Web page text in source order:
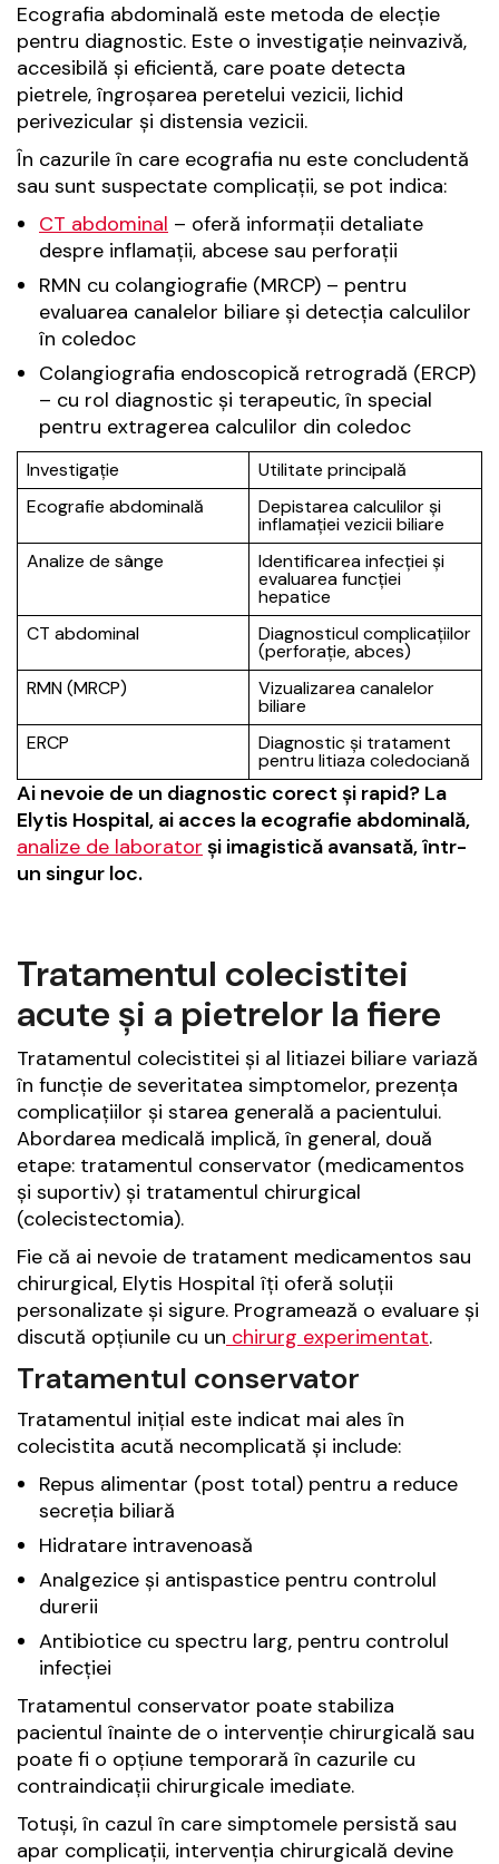
Ecografia abdominală este metoda de elecție
pentru diagnostic. Este o investigație neinvazivă,
accesibilă și eficientă, care poate detecta
pietrele, îngroșarea peretelui vezicii, lichid
perivezicular și distensia vezicii.
În cazurile în care ecografia nu este concludentă
sau sunt suspectate complicații, se pot indica:
CT abdominal – oferă informații detaliate
despre inflamații, abcese sau perforații
RMN cu colangiografie (MRCP) – pentru
evaluarea canalelor biliare și detecția calculilor
în coledoc
Colangiografia endoscopică retrogradă (ERCP)
– cu rol diagnostic și terapeutic, în special
pentru extragerea calculilor din coledoc
Investigație
Utilitate principală
Ecografie abdominală
Depistarea calculilor și
inflamației vezicii biliare
Analize de sânge
Identificarea infecției și
evaluarea funcției
hepatice
CT abdominal
Diagnosticul complicațiilor
(perforație, abces)
RMN (MRCP)
Vizualizarea canalelor
biliare
ERCP
Diagnostic și tratament
pentru litiaza coledociană
Ai nevoie de un diagnostic corect și rapid? La
Elytis Hospital, ai acces la ecografie abdominală,
analize de laborator și imagistică avansată, într-
un singur loc.
Tratamentul colecistitei
acute și a pietrelor la fiere
Tratamentul colecistitei și al litiazei biliare variază
în funcție de severitatea simptomelor, prezența
complicațiilor și starea generală a pacientului.
Abordarea medicală implică, în general, două
etape: tratamentul conservator (medicamentos
și suportiv) și tratamentul chirurgical
(colecistectomia).
Fie că ai nevoie de tratament medicamentos sau
chirurgical, Elytis Hospital îți oferă soluții
personalizate și sigure. Programează o evaluare și
discută opțiunile cu un chirurg experimentat.
Tratamentul conservator
Tratamentul inițial este indicat mai ales în
colecistita acută necomplicată și include:
Repus alimentar (post total) pentru a reduce
secreția biliară
Hidratare intravenoasă
Analgezice și antispastice pentru controlul
durerii
Antibiotice cu spectru larg, pentru controlul
infecției
Tratamentul conservator poate stabiliza
pacientul înainte de o intervenție chirurgicală sau
poate fi o opțiune temporară în cazurile cu
contraindicații chirurgicale imediate.
Totuși, în cazul în care simptomele persistă sau
apar complicații, intervenția chirurgicală devine